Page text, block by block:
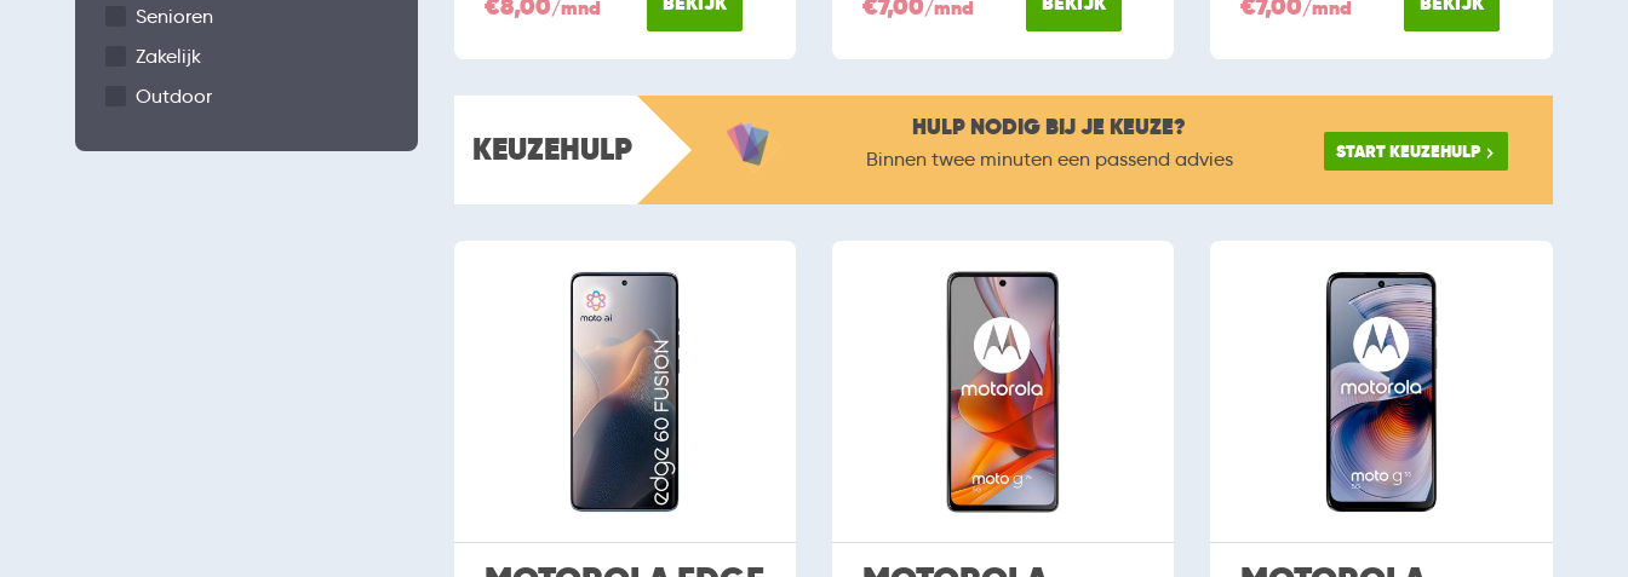
Senioren
Zakelijk
Outdoor
/mnd /mnd /mnd
KEUZEHULP
HULP NODIG BIJ JE KEUZE?
Binnen twee minuten een passend advies START KEUZEHULP